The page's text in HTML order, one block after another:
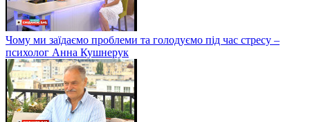
Чому ми заїдаємо проблеми та голодуємо під час стресу –
психолог Анна Кушнерук